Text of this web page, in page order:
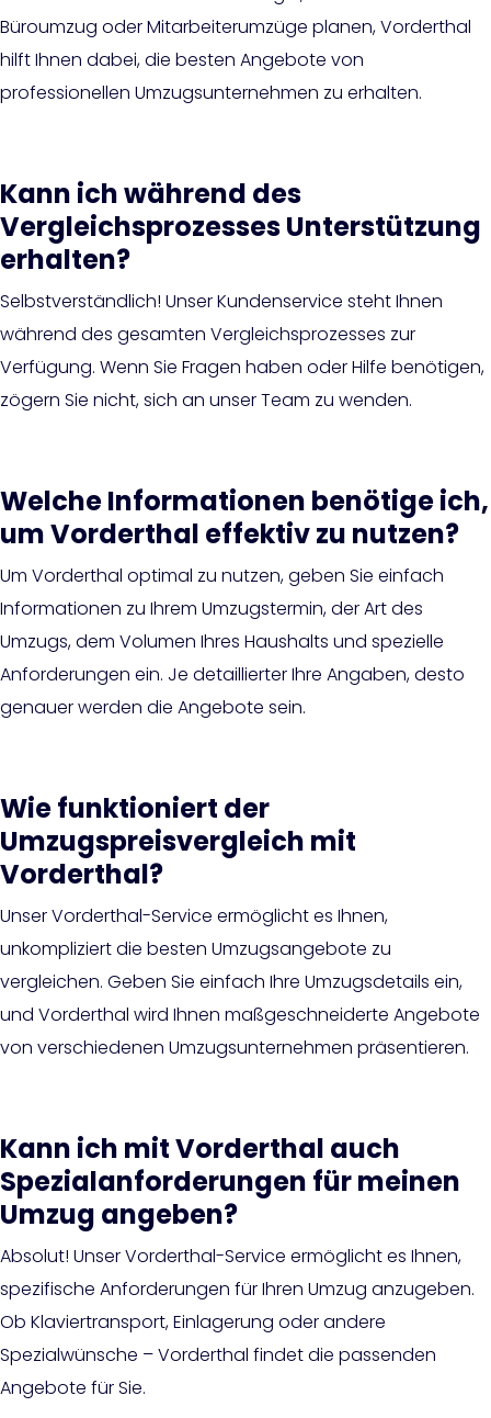
Büroumzug oder Mitarbeiterumzüge planen, Vorderthal
hilft Ihnen dabei, die besten Angebote von
professionellen Umzugsunternehmen zu erhalten.
Kann ich während des
Vergleichsprozesses Unterstützung
erhalten?
Selbstverständlich! Unser Kundenservice steht Ihnen
während des gesamten Vergleichsprozesses zur
Verfügung. Wenn Sie Fragen haben oder Hilfe benötigen,
zögern Sie nicht, sich an unser Team zu wenden.
Welche Informationen benötige ich,
um Vorderthal effektiv zu nutzen?
Um Vorderthal optimal zu nutzen, geben Sie einfach
Informationen zu Ihrem Umzugstermin, der Art des
Umzugs, dem Volumen Ihres Haushalts und spezielle
Anforderungen ein. Je detaillierter Ihre Angaben, desto
genauer werden die Angebote sein.
Wie funktioniert der
Umzugspreisvergleich mit
Vorderthal?
Unser Vorderthal-Service ermöglicht es Ihnen,
unkompliziert die besten Umzugsangebote zu
vergleichen. Geben Sie einfach Ihre Umzugsdetails ein,
und Vorderthal wird Ihnen maßgeschneiderte Angebote
von verschiedenen Umzugsunternehmen präsentieren.
Kann ich mit Vorderthal auch
Spezialanforderungen für meinen
Umzug angeben?
Absolut! Unser Vorderthal-Service ermöglicht es Ihnen,
spezifische Anforderungen für Ihren Umzug anzugeben.
Ob Klaviertransport, Einlagerung oder andere
Spezialwünsche – Vorderthal findet die passenden
Angebote für Sie.